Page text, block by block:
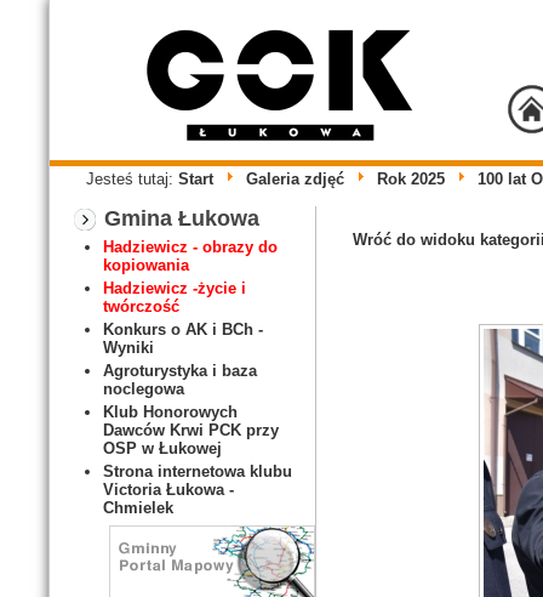
Jesteś tutaj: Start Galeria zdjęć Rok 2025 100 lat
Gmina Łukowa
Hadziewicz - obrazy do
kopiowania
Hadziewicz -życie i
twórczość
Konkurs o AK i BCh -
Wyniki
Agroturystyka i baza
noclegowa
Klub Honorowych
Dawców Krwi PCK przy
OSP w Łukowej
Strona internetowa klubu
Victoria Łukowa -
Chmielek
Wróć do widoku